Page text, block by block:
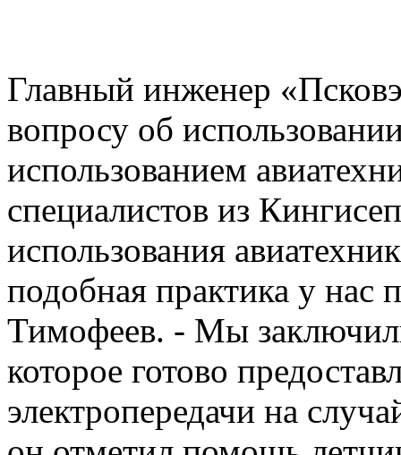
Главный инженер
вопросу об
использованием
специалистов из
использования
подобная практика у нас
Тимофеев. - Мы
которое готово
электропередачи на